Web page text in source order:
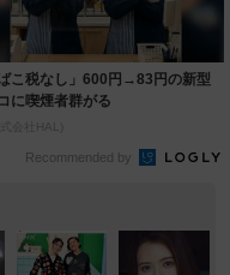
ばこ税なし」600円→83円の新型
に喫煙者群がる
会社HAL)
Recommended by